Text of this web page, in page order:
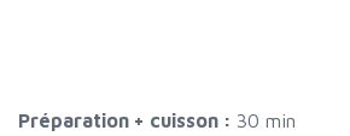
Préparation + cuisson : 30 min